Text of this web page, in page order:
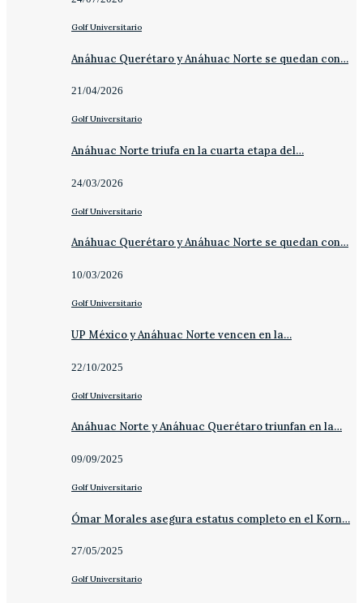
Golf Universitario
Anáhuac Querétaro y Anáhuac Norte se quedan con…
21/04/2026
Golf Universitario
Anáhuac Norte triufa en la cuarta etapa del…
24/03/2026
Golf Universitario
Anáhuac Querétaro y Anáhuac Norte se quedan con…
10/03/2026
Golf Universitario
UP México y Anáhuac Norte vencen en la…
22/10/2025
Golf Universitario
Anáhuac Norte y Anáhuac Querétaro triunfan en la…
09/09/2025
Golf Universitario
Ómar Morales asegura estatus completo en el Korn…
27/05/2025
Golf Universitario